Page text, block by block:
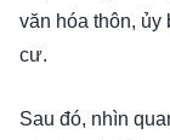
văn hóa thôn, ủy
cư.
Sau đó, nhìn